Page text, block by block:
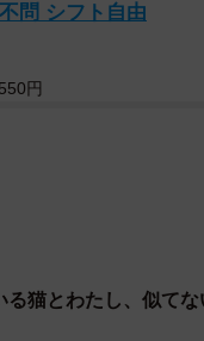
問 シフト自由
円
る猫とわたし、似てな